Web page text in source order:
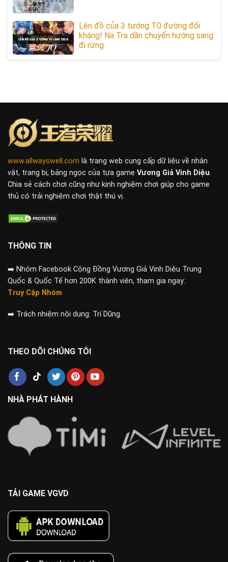
Lên đồ của 3 tướng T0 đường đối
kháng! Na Tra dần chuyển hướng sang
đi rừng
www.allwayswell.com là trang web cung cấp dữ liệu về nhân
vật, trang bị, bảng ngọc của tựa game Vương Giả Vinh Diệu.
Chia sẻ cách chơi cũng như kinh nghiệm chơi giúp cho game
thủ có trải nghiệm chơi thật thú vị.
THÔNG TIN
➡️ Nhóm Facebook Cộng Đồng Vương Giả Vinh Diệu Trung
Quốc & Quốc Tế hơn 200K thành viên, tham gia ngay:
Truy Cập Nhóm
➡️ Trách nhiệm nội dung: Trí Dũng.
THEO DÕI CHÚNG TÔI
NHÀ PHÁT HÀNH
TẢI GAME VGVD